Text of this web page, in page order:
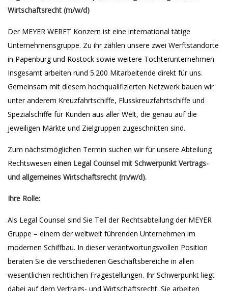
Wirtschaftsrecht (m/w/d)
Der MEYER WERFT Konzern ist eine international tätige
Unternehmensgruppe. Zu ihr zählen unsere zwei Werftstandorte
in Papenburg und Rostock sowie weitere Tochterunternehmen.
Insgesamt arbeiten rund 5.200 Mitarbeitende direkt für uns.
Gemeinsam mit diesem hochqualifizierten Netzwerk bauen wir
unter anderem Kreuzfahrtschiffe, Flusskreuzfahrtschiffe und
Spezialschiffe für Kunden aus aller Welt, die genau auf die
jeweiligen Märkte und Zielgruppen zugeschnitten sind.
Zum nächstmöglichen Termin suchen wir für unsere Abteilung
Rechtswesen einen Legal Counsel mit Schwerpunkt Vertrags-
und allgemeines Wirtschaftsrecht (m/w/d).
Ihre Rolle:
Als Legal Counsel sind Sie Teil der Rechtsabteilung der MEYER
Gruppe – einem der weltweit führenden Unternehmen im
modernen Schiffbau. In dieser verantwortungsvollen Position
beraten Sie die verschiedenen Geschäftsbereiche in allen
wesentlichen rechtlichen Fragestellungen. Ihr Schwerpunkt liegt
dabei auf dem Vertrags- und Wirtschaftsrecht. Sie arbeiten